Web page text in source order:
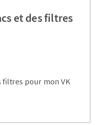
et des filtres
filtres pour mon VK